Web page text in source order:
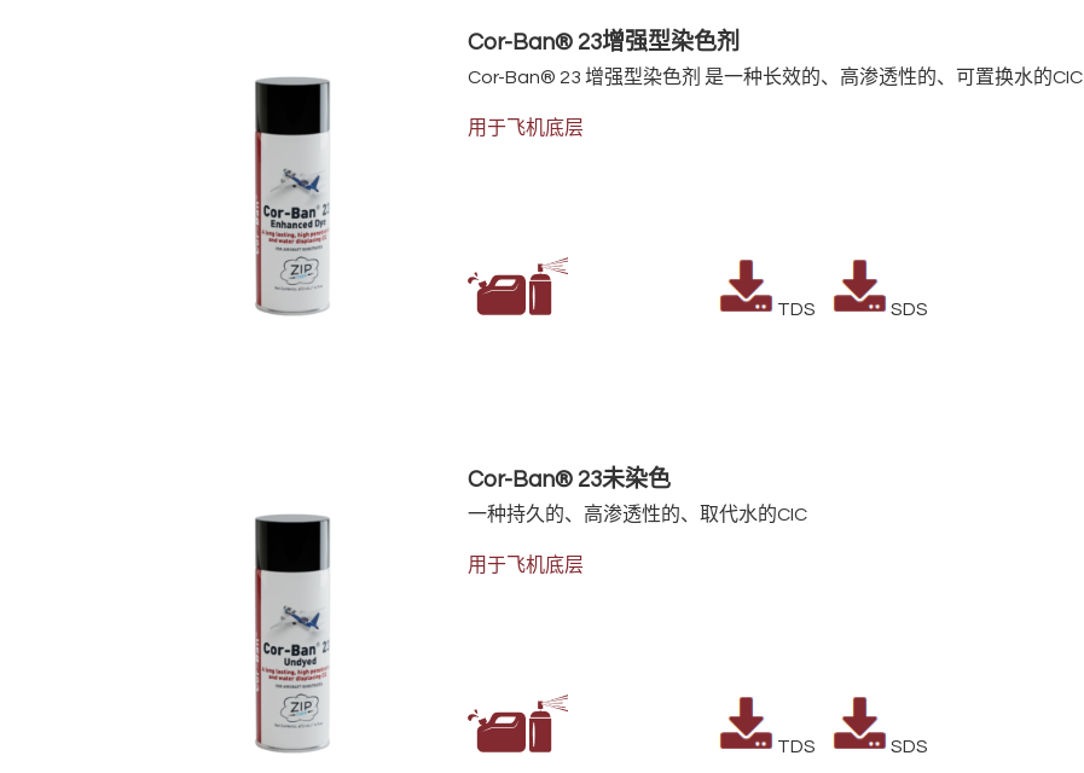
Cor-Ban® 23增强型染色剂
Cor-Ban® 23 增强型染色剂 是一种长效的、高渗透性的、可置换水的CIC
用于飞机底层
TDS SDS
Cor-Ban® 23未染色
一种持久的、高渗透性的、取代水的CIC
用于飞机底层
TDS SDS